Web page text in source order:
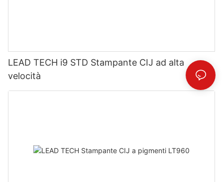
LEAD TECH i9 STD Stampante CIJ ad alta
velocità